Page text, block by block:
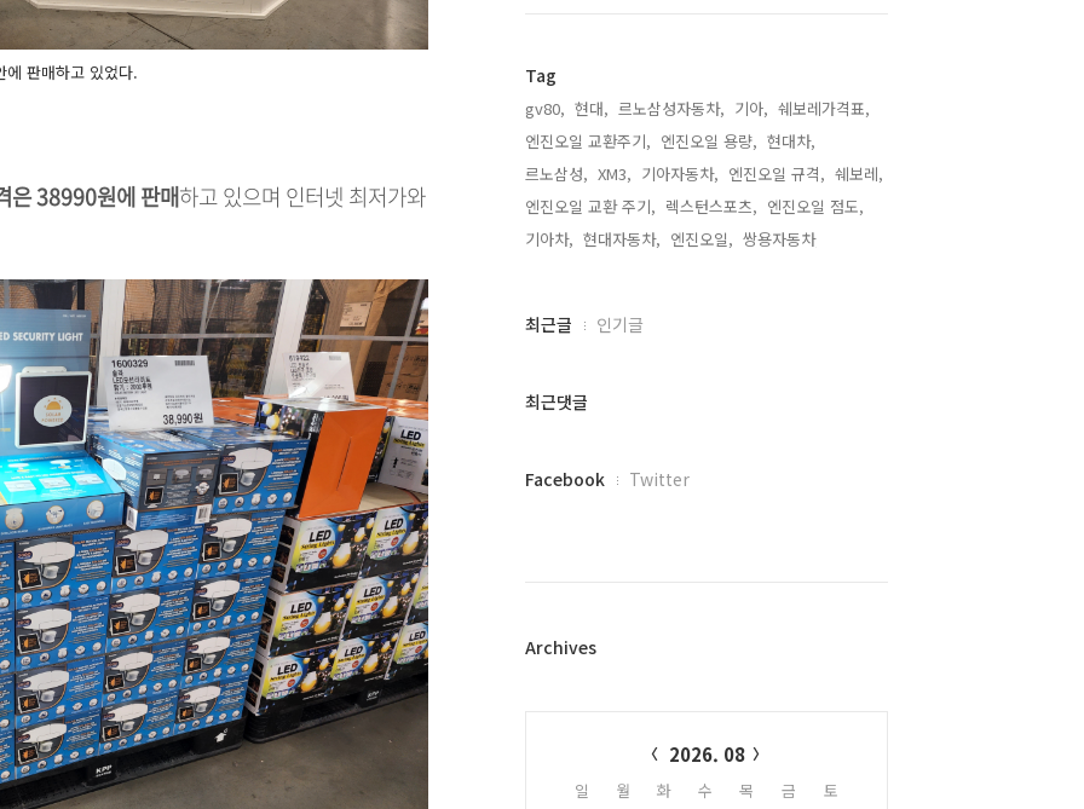
에 판매하고 있었다.
은 38990원에 판매하고 있으며 인터넷 최저가와
Tag
gv80, 현대, 르노삼성자동차, 기아, 쉐보레가격표,
엔진오일 교환주기, 엔진오일 용량, 현대차,
르노삼성, XM3, 기아자동차, 엔진오일 규격, 쉐보레,
엔진오일 교환 주기, 렉스턴스포츠, 엔진오일 점도,
기아차, 현대자동차, 엔진오일, 쌍용자동차,
최
과
글
최근글 인기글
최근댓글
페
플
Facebook Twitter
Archives
2026. 08
일 월 화 수 목 금 토